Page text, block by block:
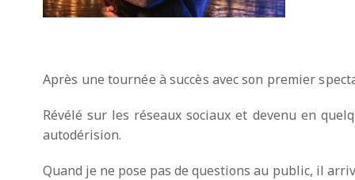
Après une tournée à succès avec son premier
Révélé sur les réseaux sociaux et devenu en
autodérision.
Quand je ne pose pas de questions au public, il